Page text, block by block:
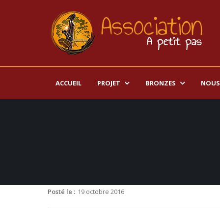
ACCUEIL PROJET BRONZES
Posté le : 19 octobre 2016